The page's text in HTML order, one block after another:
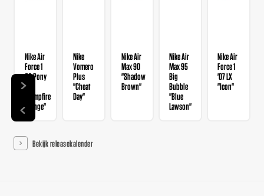
Nike Air
Force 1
QS Pony
Hair
"Campfire
Orange"
Nike
Vomero
Plus
"Cheat
Day"
Nike Air
Max 90
"Shadow
Brown"
Nike Air
Max 95
Big
Bubble
"Blue
Lawson"
Nike Air
Force 1
'07 LX
"Icon"
Bekijk releasekalender